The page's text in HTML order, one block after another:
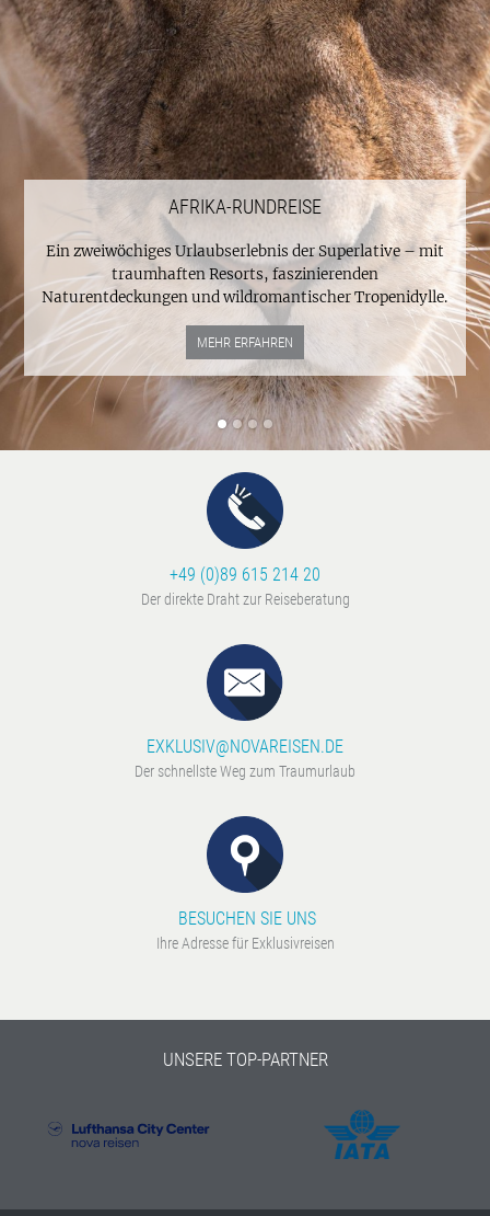
AFRIKA-RUNDREISE
Ein zweiwöchiges Urlaubserlebnis der Superlative – mit
traumhaften Resorts, faszinierenden
Naturentdeckungen und wildromantischer Tropenidylle.
MEHR ERFAHREN
+49 (0)89 615 214 20
Der direkte Draht zur Reiseberatung
EXKLUSIV@NOVAREISEN.DE
Der schnellste Weg zum Traumurlaub
BESUCHEN SIE UNS
Ihre Adresse für Exklusivreisen
UNSERE TOP-PARTNER